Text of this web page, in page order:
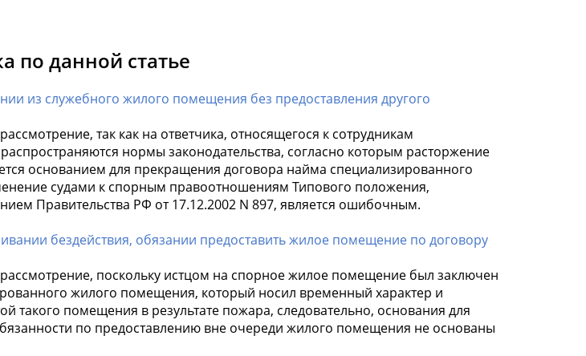
по данной статье
из служебного жилого помещения без предоставления другого
так как на ответчика, относящегося к сотрудникам
нормы законодательства, согласно которым расторжение
основанием для прекращения договора найма специализированного
судами к спорным правоотношениям Типового положения,
Правительства РФ от 17.12.2002 N 897, является ошибочным.
бездействия, обязании предоставить жилое помещение по договору
поскольку истцом на спорное жилое помещение был заключен
жилого помещения, который носил временный характер и
такого помещения в результате пожара, следовательно, основания для
по предоставлению вне очереди жилого помещения не основаны